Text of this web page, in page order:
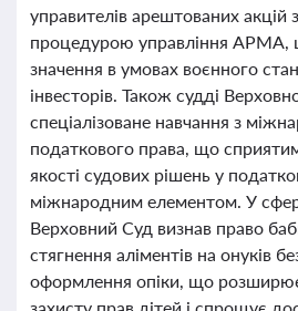
управителів арештованих акцій
процедурою управління АРМА,
значення в умовах воєнного
інвесторів. Також судді
спеціалізоване навчання з
податкового права, що
якості судових рішень у
міжнародним елементом. У
Верховний Суд визнав право
стягнення аліментів на онуків
оформлення опіки, що